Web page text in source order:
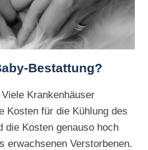
Bestattung?
Krankenhäuser
Kosten für die Kühlung des
die Kosten genauso hoch
erwachsenen Verstorbenen.